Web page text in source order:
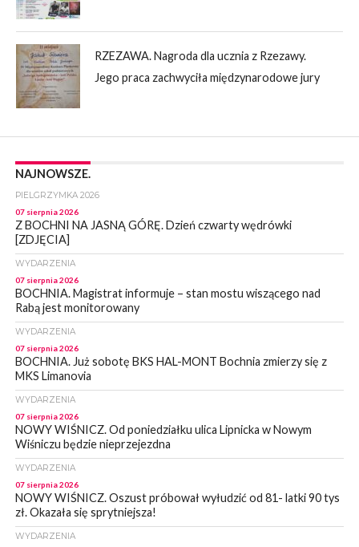
RZEZAWA. Nagroda dla ucznia z Rzezawy.
Jego praca zachwyciła międzynarodowe jury
NAJNOWSZE.
PIELGRZYMKA 2026
07 sierpnia 2026
Z BOCHNI NA JASNĄ GÓRĘ. Dzień czwarty wędrówki
[ZDJĘCIA]
WYDARZENIA
07 sierpnia 2026
BOCHNIA. Magistrat informuje – stan mostu wiszącego nad
Rabą jest monitorowany
WYDARZENIA
07 sierpnia 2026
BOCHNIA. Już sobotę BKS HAL-MONT Bochnia zmierzy się z
MKS Limanovia
WYDARZENIA
07 sierpnia 2026
NOWY WIŚNICZ. Od poniedziałku ulica Lipnicka w Nowym
Wiśniczu będzie nieprzejezdna
WYDARZENIA
07 sierpnia 2026
NOWY WIŚNICZ. Oszust próbował wyłudzić od 81- latki 90 tys
zł. Okazała się sprytniejsza!
WYDARZENIA